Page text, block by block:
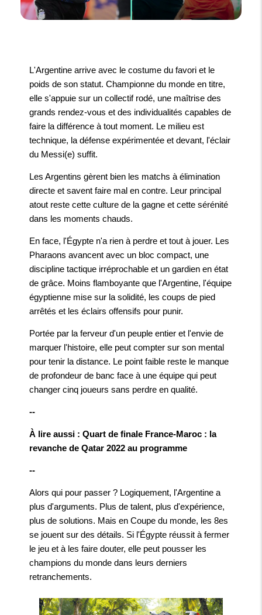
L'Argentine arrive avec le costume du favori et le
poids de son statut. Championne du monde en titre,
elle s'appuie sur un collectif rodé, une maîtrise des
grands rendez-vous et des individualités capables de
faire la différence à tout moment. Le milieu est
technique, la défense expérimentée et devant, l'éclair
du Messi(e) suffit.
Les Argentins gèrent bien les matchs à élimination
directe et savent faire mal en contre. Leur principal
atout reste cette culture de la gagne et cette sérénité
dans les moments chauds.
En face, l'Égypte n'a rien à perdre et tout à jouer. Les
Pharaons avancent avec un bloc compact, une
discipline tactique irréprochable et un gardien en état
de grâce. Moins flamboyante que l'Argentine, l'équipe
égyptienne mise sur la solidité, les coups de pied
arrêtés et les éclairs offensifs pour punir.
Portée par la ferveur d'un peuple entier et l'envie de
marquer l'histoire, elle peut compter sur son mental
pour tenir la distance. Le point faible reste le manque
de profondeur de banc face à une équipe qui peut
changer cinq joueurs sans perdre en qualité.
--
À lire aussi : Quart de finale France-Maroc : la
revanche de Qatar 2022 au programme
--
Alors qui pour passer ? Logiquement, l'Argentine a
plus d'arguments. Plus de talent, plus d'expérience,
plus de solutions. Mais en Coupe du monde, les 8es
se jouent sur des détails. Si l'Égypte réussit à fermer
le jeu et à les faire douter, elle peut pousser les
champions du monde dans leurs derniers
retranchements.